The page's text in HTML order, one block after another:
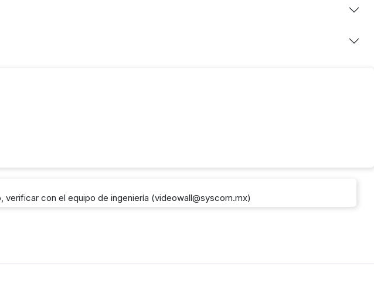
con el equipo de ingeniería (videowall@syscom.mx)